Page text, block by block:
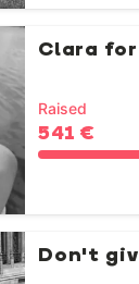
Clara for
Raised
541 €
Don't